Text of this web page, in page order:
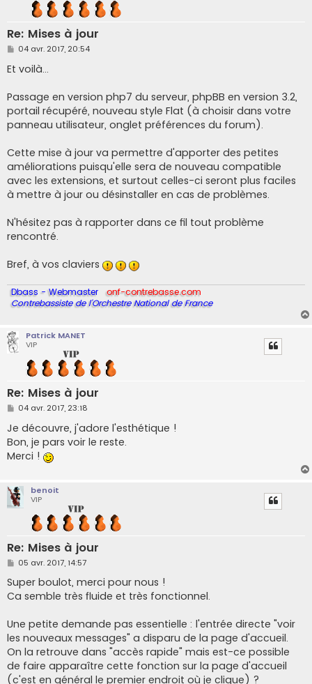
Re: Mises à jour
M
s
s
g
e
04 avr. 2017, 20:54
Et voilà...
Passage en version php7 du serveur, phpBB en version 3.2,
portail récupéré, nouveau style Flat (à choisir dans votre
panneau utilisateur, onglet préférences du forum).
Cette mise à jour va permettre d'apporter des petites
améliorations puisqu'elle sera de nouveau compatible
avec les extensions, et surtout celles-ci seront plus faciles
à mettre à jour ou désinstaller en cas de problèmes.
N'hésitez pas à rapporter dans ce fil tout problème
rencontré.
Bref, à vos claviers
Dbass - Webmaster
onf-contrebasse.com
Contrebassiste de l'Orchestre National de France
Patrick MANET
VIP
Re: Mises à jour
M
s
s
a
g
e
04 avr. 2017, 23:18
Je découvre, j'adore l'esthétique !
Bon, je pars voir le reste.
Merci !
benoit
VIP
Re: Mises à jour
M
s
s
a
05 avr. 2017, 14:57
Super boulot, merci pour nous !
Ca semble très fluide et très fonctionnel.
Une petite demande pas essentielle : l'entrée directe "voir
les nouveaux messages" a disparu de la page d'accueil.
On la retrouve dans "accès rapide" mais est-ce possible
de faire apparaître cette fonction sur la page d'accueil
(c'est en général le premier endroit où je clique) ?